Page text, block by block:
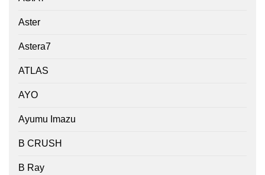
Aster
Astera7
ATLAS
AYO
Ayumu Imazu
B CRUSH
B Ray